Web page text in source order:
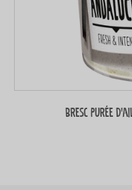
Bresc Purée